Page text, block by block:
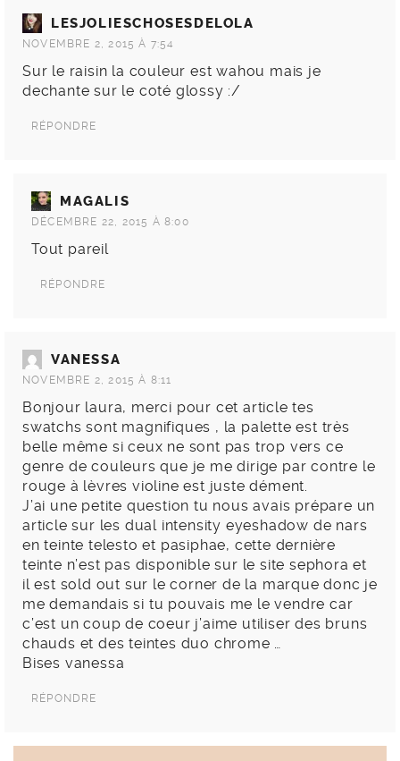
LESJOLIESCHOSESDELOLA
NOVEMBRE 2, 2015 À 7:54
Sur le raisin la couleur est wahou mais je
dechante sur le coté glossy :/
RÉPONDRE
MAGALIS
DÉCEMBRE 22, 2015 À 8:00
Tout pareil
RÉPONDRE
VANESSA
NOVEMBRE 2, 2015 À 8:11
Bonjour laura, merci pour cet article tes
swatchs sont magnifiques , la palette est très
belle même si ceux ne sont pas trop vers ce
genre de couleurs que je me dirige par contre le
rouge à lèvres violine est juste dément.
J’ai une petite question tu nous avais prépare un
article sur les dual intensity eyeshadow de nars
en teinte telesto et pasiphae, cette dernière
teinte n’est pas disponible sur le site sephora et
il est sold out sur le corner de la marque donc je
me demandais si tu pouvais me le vendre car
c’est un coup de coeur j’aime utiliser des bruns
chauds et des teintes duo chrome …
Bises vanessa
RÉPONDRE